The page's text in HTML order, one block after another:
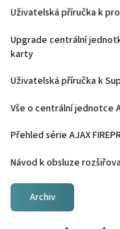
Uživatelská příručka k
Upgrade centrální
karty
Uživatelská příručka k
Vše o centrální jednotce
Přehled série AJAX
Návod k obsluze
Archiv